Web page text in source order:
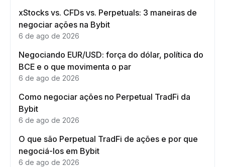
xStocks vs. CFDs vs. Perpetuals: 3 maneiras de
negociar ações na Bybit
6 de ago de 2026
Negociando EUR/USD: força do dólar, política do
BCE e o que movimenta o par
6 de ago de 2026
Como negociar ações no Perpetual TradFi da
Bybit
6 de ago de 2026
O que são Perpetual TradFi de ações e por que
negociá-los em Bybit
6 de ago de 2026